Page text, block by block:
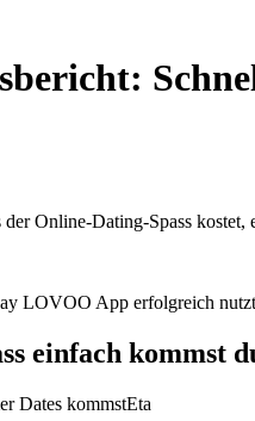
Online-Dating-Spass kostet,
LOVOO App erfolgreich
einfach kommst
Dates kommstEta